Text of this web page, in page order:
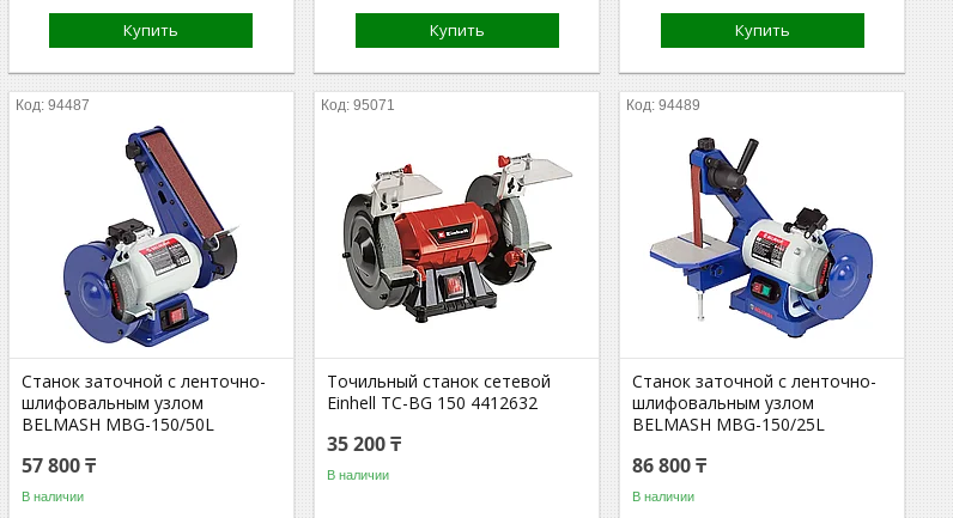
Купить Купить Купить
94487
Станок заточной с ленточно-
шлифовальным узлом
BELMASH MBG-150/50L
57 800 ₸
В наличии
95071
Точильный станок сетевой
Einhell TC-BG 150 4412632
35 200 ₸
В наличии
94489
Станок заточной с ленточно-
шлифовальным узлом
BELMASH MBG-150/25L
86 800 ₸
В наличии